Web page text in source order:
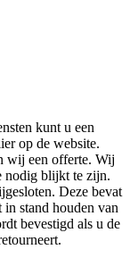
kunt u een
op de website.
wij een offerte. Wij
nodig blijkt te zijn.
Deze bevat
in stand houden van
bevestigd als u de